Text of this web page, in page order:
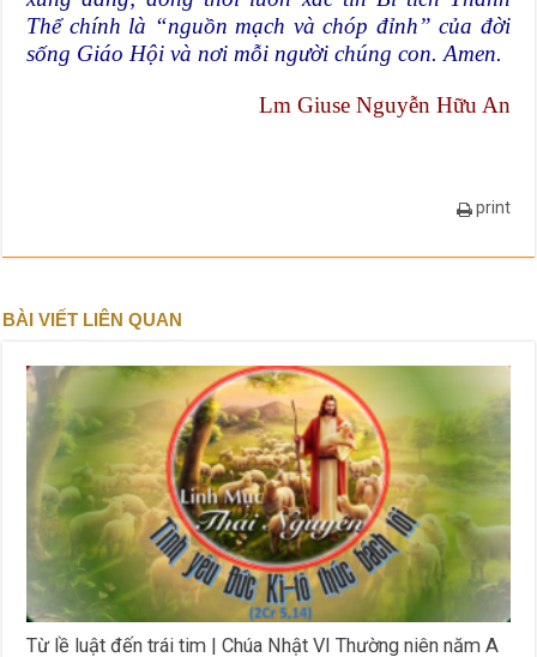
Thể chính là “nguồn mạch và chóp đỉnh” của đời
sống Giáo Hội và nơi mỗi người chúng con. Amen.
Lm Giuse Nguyễn Hữu An
print
BÀI VIẾT LIÊN QUAN
Từ lề luật đến trái tim | Chúa Nhật VI Thường niên năm A